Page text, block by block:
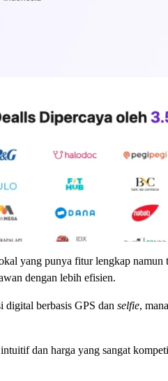
yang punya fitur lengkap namun
dengan lebih efisien.
digital berbasis GPS dan selfie,
dan harga yang sangat